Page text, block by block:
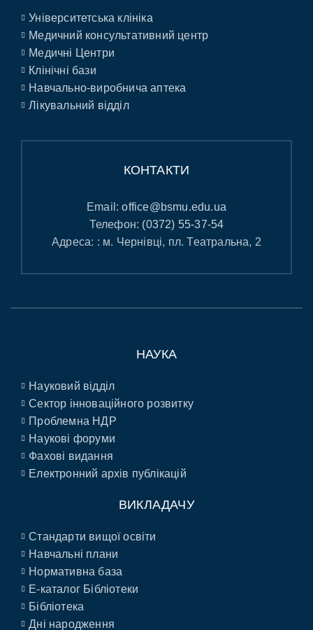
Університетська клініка
Медичний консультативний центр
Медичні Центри
Клінічні бази
Навчально-виробнича аптека
Лікувальний відділ
КОНТАКТИ
Email:office@bsmu.edu.ua
Телефон: (0372) 55-37-54
Адреса: : м. Чернівці, пл. Театральна, 2
НАУКА
Науковий відділ
Сектор інноваційного розвитку
Проблемна НДР
Наукові форуми
Фахові видання
Електронний архів публікацій
ВИКЛАДАЧУ
Стандарти вищої освіти
Навчальні плани
Нормативна база
E-каталог Бібліотеки
Бібліотека
Дні народження